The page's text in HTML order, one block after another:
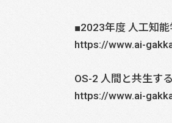
■2023年度 人工知能
https://www.ai-
OS-2 人間と共生す
https://www.ai-